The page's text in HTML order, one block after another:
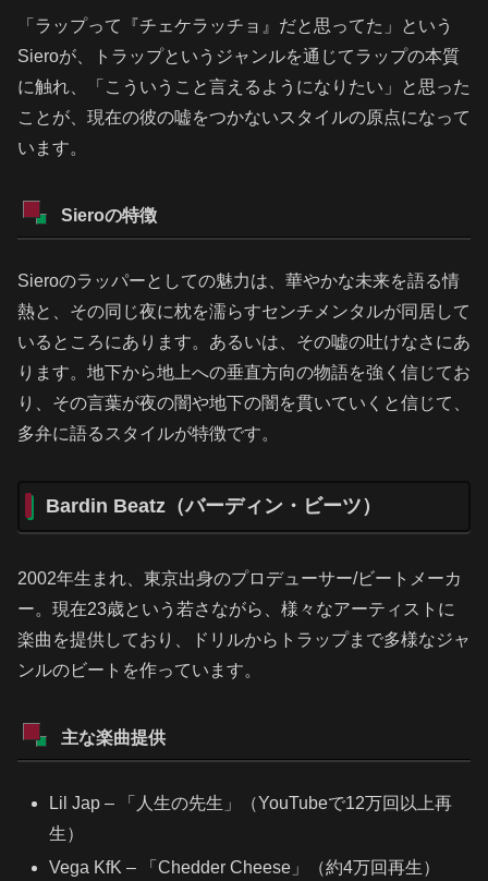
「ラップって『チェケラッチョ』だと思ってた」という
Sieroが、トラップというジャンルを通じてラップの本質
に触れ、「こういうこと言えるようになりたい」と思った
ことが、現在の彼の嘘をつかないスタイルの原点になって
います。
Sieroの特徴
Sieroのラッパーとしての魅力は、華やかな未来を語る情
熱と、その同じ夜に枕を濡らすセンチメンタルが同居して
いるところにあります。あるいは、その嘘の吐けなさにあ
ります。地下から地上への垂直方向の物語を強く信じてお
り、その言葉が夜の闇や地下の闇を貫いていくと信じて、
多弁に語るスタイルが特徴です。
Bardin Beatz（バーディン・ビーツ）
2002年生まれ、東京出身のプロデューサー/ビートメーカ
ー。現在23歳という若さながら、様々なアーティストに
楽曲を提供しており、ドリルからトラップまで多様なジャ
ンルのビートを作っています。
主な楽曲提供
Lil Jap – 「人生の先生」（YouTubeで12万回以上再
生）
Vega KfK – 「Chedder Cheese」（約4万回再生）